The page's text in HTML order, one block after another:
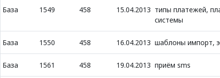
База 1549 458 15.04.2013 типы платежей,
системы
База 1550 458 16.04.2013 шаблоны импорт,
База 1561 458 19.04.2013 приём sms